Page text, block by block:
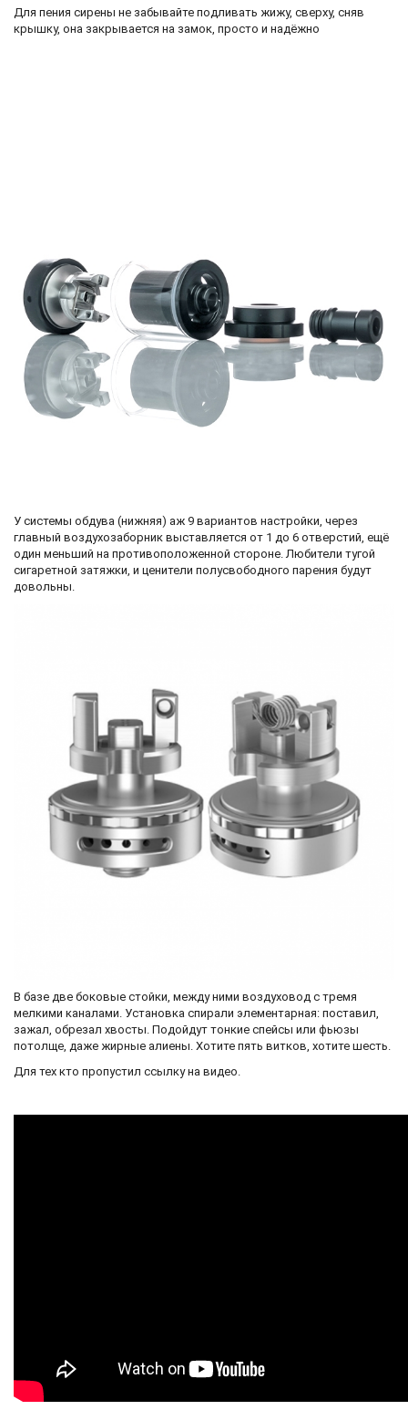
Для пения сирены не забывайте подливать жижу, сверху, сняв
крышку, она закрывается на замок, просто и надёжно
У системы обдува (нижняя) аж 9 вариантов настройки, через
главный воздухозаборник выставляется от 1 до 6 отверстий, ещё
один меньший на противоположенной стороне. Любители тугой
сигаретной затяжки, и ценители полусвободного парения будут
довольны.
В базе две боковые стойки, между ними воздуховод с тремя
мелкими каналами. Установка спирали элементарная: поставил,
зажал, обрезал хвосты. Подойдут тонкие спейсы или фьюзы
потолще, даже жирные алиены. Хотите пять витков, хотите шесть.
Для тех кто пропустил ссылку на видео.